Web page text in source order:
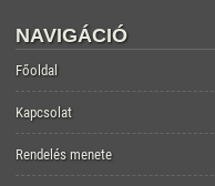
NAVIGÁCIÓ
Főoldal
Kapcsolat
Rendelés menete